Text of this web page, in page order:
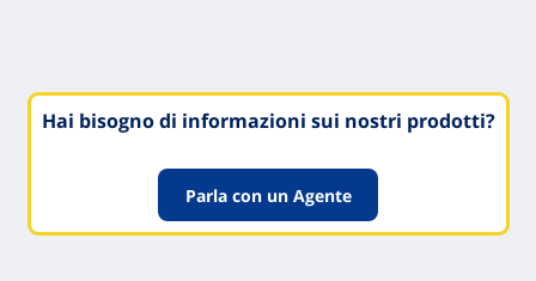
Hai bisogno di informazioni sui nostri prodotti?
Parla con un Agente